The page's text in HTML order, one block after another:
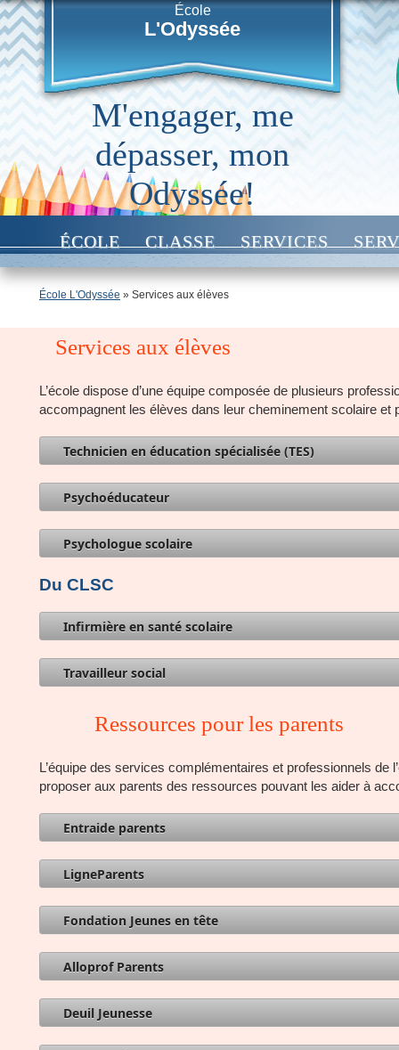
École
L'Odyssée
M'engager, me
dépasser, mon
Odyssée!
ÉCOLE CLASSE SERVICES
École L'Odyssée » Services aux élèves
Services aux élèves
L’école dispose d’une équipe composée de plusieurs
accompagnent les élèves dans leur cheminement scolaire et
Technicien en éducation spécialisée (TES)
Psychoéducateur
Psychologue scolaire
Du CLSC
Infirmière en santé scolaire
Travailleur social
Ressources pour les parents
L’équipe des services complémentaires et professionnels de
proposer aux parents des ressources pouvant les aider à
Entraide parents
LigneParents
Fondation Jeunes en tête
Alloprof Parents
Deuil Jeunesse